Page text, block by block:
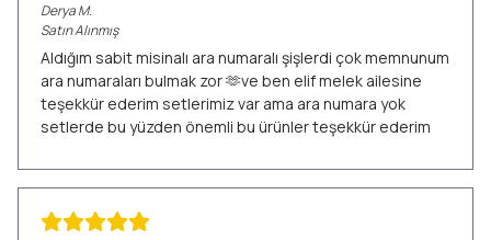
DeryaM.
Satın Alınmış
Aldığım sabit misinalı ara numaralı şişlerdi çok memnunum
ara numaraları bulmak zor 🫶ve ben elif melek ailesine
teşekkür ederim setlerimiz var ama ara numara yok
setlerde bu yüzden önemli bu ürünler teşekkür ederim